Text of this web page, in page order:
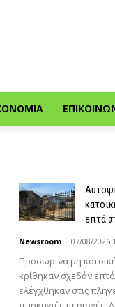
επτά
Newsroom - 07/08/2026
Προσωρινά μη
κρίθηκαν σχεδόν
ελέγχθηκαν στις